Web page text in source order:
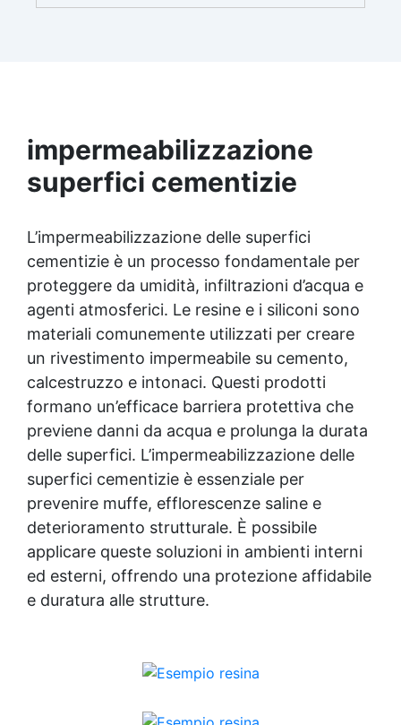
opportunamente preparato. ✅ Conformità e
sicurezza: Conforme al Regolamento Europeo
EU no. 305/2011 - Regolamento Europeo EU no.
relativa Dichiarazione di Prestazione (DoP) ✅
Facile da Usare, miscela i 2 componenti (2 : 1)
comodamente predosati
impermeabilizzazione
superfici cementizie
L’impermeabilizzazione delle superfici
cementizie è un processo fondamentale per
proteggere da umidità, infiltrazioni d’acqua e
agenti atmosferici. Le resine e i siliconi sono
materiali comunemente utilizzati per creare
un rivestimento impermeabile su cemento,
calcestruzzo e intonaci. Questi prodotti
formano un’efficace barriera protettiva che
previene danni da acqua e prolunga la durata
delle superfici. L’impermeabilizzazione delle
superfici cementizie è essenziale per
prevenire muffe, efflorescenze saline e
deterioramento strutturale. È possibile
applicare queste soluzioni in ambienti interni
ed esterni, offrendo una protezione affidabile
e duratura alle strutture.